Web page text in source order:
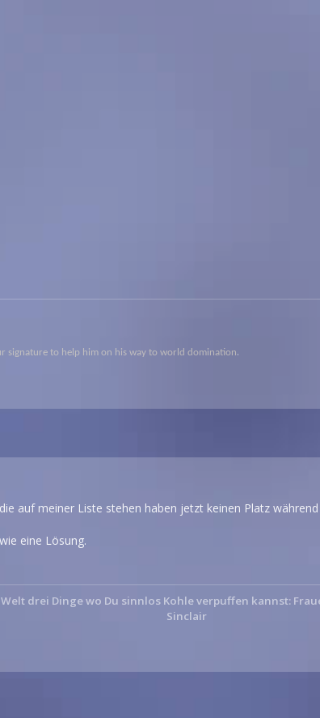
signature to help him on his way to world domination.
auf meiner Liste stehen haben jetzt keinen Platz
eine Lösung.
drei Dinge wo Du sinnlos Kohle verpuffen kannst:
Sinclair